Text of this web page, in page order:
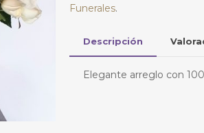
501
Funerales.
Descripción
Elegante arreglo con